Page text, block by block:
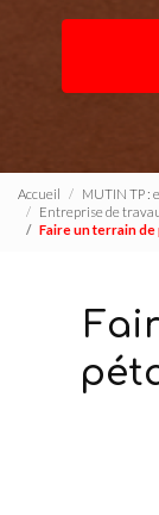
Accueil
MUTIN TP :
Entreprise de
Faire un terrain de